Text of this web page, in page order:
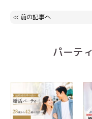
≪ 前の記事へ
パーテ